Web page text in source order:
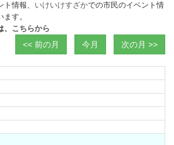
情報、 いけいけすざかでの市民のイベント情
す。
こちらから
<< 前の月 今月 次の月 >>